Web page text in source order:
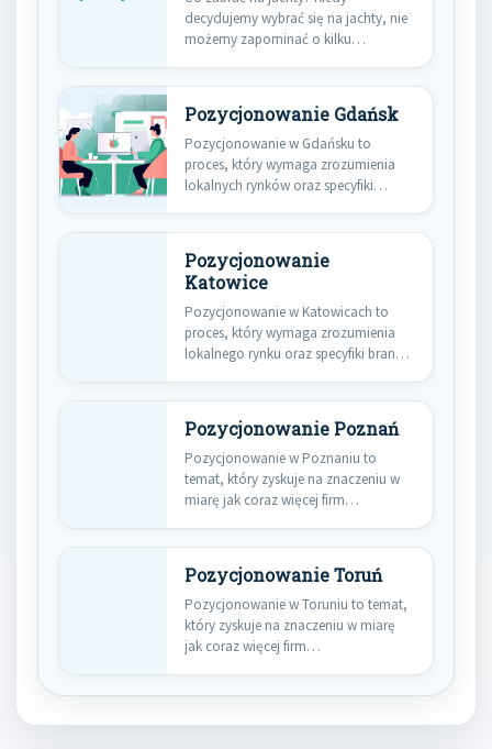
decydujemy wybrać się na jachty, nie
możemy zapominać o kilku…
Pozycjonowanie Gdańsk
Pozycjonowanie w Gdańsku to
proces, który wymaga zrozumienia
lokalnych rynków oraz specyfiki
Pozycjonowanie
Katowice
Pozycjonowanie w Katowicach to
proces, który wymaga zrozumienia
lokalnego rynku oraz specyfiki branży,
Pozycjonowanie Poznań
Pozycjonowanie w Poznaniu to
temat, który zyskuje na znaczeniu w
miarę jak coraz więcej firm…
Pozycjonowanie Toruń
Pozycjonowanie w Toruniu to temat,
który zyskuje na znaczeniu w miarę
jak coraz więcej firm…